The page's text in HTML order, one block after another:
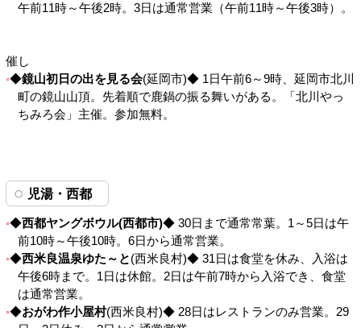
午前11時～午後2時。3日は通常営業（午前11時～午後3時）。
催し
◆鏡山初日の出を見る会(延岡市)◆ 1日午前6～9時、延岡市北川
町の鏡山山頂。先着順で鹿鍋の振る舞いがある。「北川やっ
ちみろ会」主催。参加無料。
児湯・西都
◆西都ヤングボウル(西都市)◆ 30日まで通常常葉。1～5日は午
前10時～午後10時。6日から通常営業。
◆西米良温泉ゆた～と(西米良村)◆ 31日は食堂を休み、入浴は
午後6時まで。1日は休館。2日は午前7時から入浴でき、食堂
は通常営業。
◆おがわ作小屋村(西米良村)◆ 28日はレストランのみ営業。29